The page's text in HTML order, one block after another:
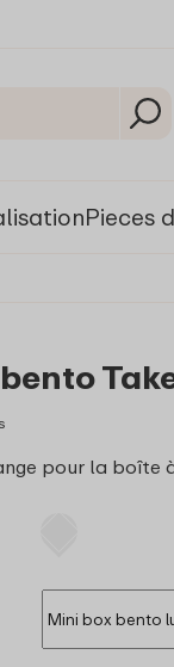
Pieces
pour la boîte